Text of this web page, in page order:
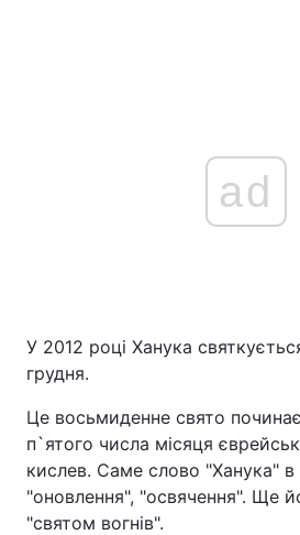
ad
У 2012 році Ханука
грудня.
Це восьмиденне свято
п`ятого числа місяця
кислев. Саме слово "Ханука" в
"оновлення", "освячення". Ще
"святом вогнів".